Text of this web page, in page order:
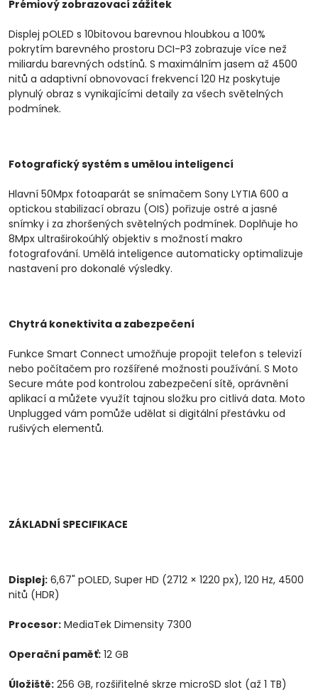
Prémiový zobrazovací zážitek
Displej pOLED s 10bitovou barevnou hloubkou a 100%
pokrytím barevného prostoru DCI-P3 zobrazuje více než
miliardu barevných odstínů. S maximálním jasem až 4500
nitů a adaptivní obnovovací frekvencí 120 Hz poskytuje
plynulý obraz s vynikajícími detaily za všech světelných
podmínek.
Fotografický systém s umělou inteligencí
Hlavní 50Mpx fotoaparát se snímačem Sony LYTIA 600 a
optickou stabilizací obrazu (OIS) pořizuje ostré a jasné
snímky i za zhoršených světelných podmínek. Doplňuje ho
8Mpx ultraširokoúhlý objektiv s možností makro
fotografování. Umělá inteligence automaticky optimalizuje
nastavení pro dokonalé výsledky.
Chytrá konektivita a zabezpečení
Funkce Smart Connect umožňuje propojit telefon s televizí
nebo počítačem pro rozšířené možnosti používání. S Moto
Secure máte pod kontrolou zabezpečení sítě, oprávnění
aplikací a můžete využít tajnou složku pro citlivá data. Moto
Unplugged vám pomůže udělat si digitální přestávku od
rušivých elementů.
ZÁKLADNÍ SPECIFIKACE
Displej: 6,67" pOLED, Super HD (2712 × 1220 px), 120 Hz, 4500
nitů (HDR)
Procesor: MediaTek Dimensity 7300
Operační paměť: 12 GB
Úložiště: 256 GB, rozšiřitelné skrze microSD slot (až 1 TB)